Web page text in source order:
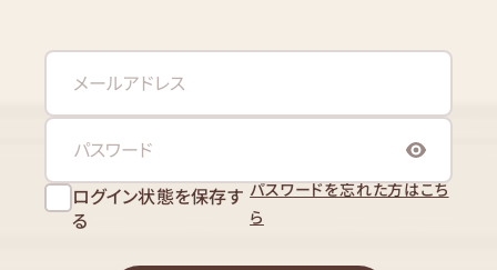
ログイン状態を保存す
る
パスワードを忘れた方はこち
ら